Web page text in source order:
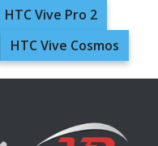
HTC Vive Pro 2
HTC Vive Cosmos